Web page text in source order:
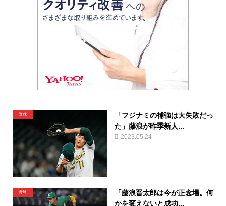
野球
「フジナミの補強は大失敗だっ
た」藤浪が昨季新人...
2023.05.24
野球
「藤浪晋太郎は今が正念場。何
かを変えないと成功...